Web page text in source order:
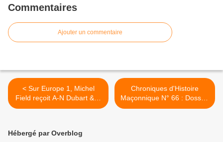
Commentaires
Ajouter un commentaire
< Sur Europe 1, Michel
Field reçoit A-N Dubart & D
Oberlin pour parler de la
Chroniques d'Histoire
Maçonnique N° 66 : Dossier
spécial Frédéric Desmons.
Hébergé par Overblog